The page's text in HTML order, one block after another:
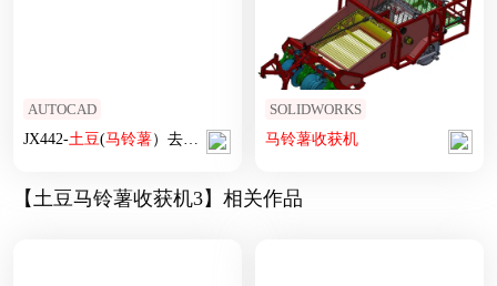
AUTOCAD
JX442-土豆(马铃薯）去皮机设计-方案二
SOLIDWORKS
马铃薯收获机
【土豆马铃薯收获机3】相关作品